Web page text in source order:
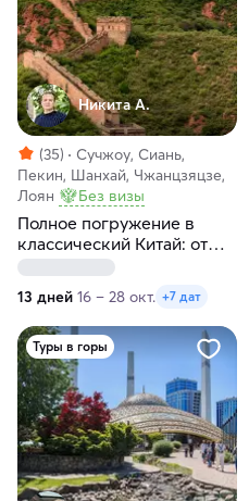
Никита А.
(35)
Сучжоу, Сиань,
Пекин, Шанхай, Чжанцзяцзе,
Лоян
Без визы
Полное погружение в
классический Китай: от
Пекина до Шанхая
13 дней 16 – 28 окт. +7 дат
Туры в горы